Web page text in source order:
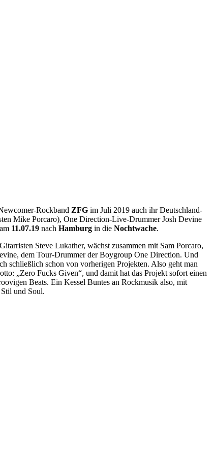
Rockband ZFG im Juli 2019 auch ihr Deutschland-
Mike Porcaro), One Direction-Live-Drummer Josh Devine
11.07.19 nach Hamburg in die Nochtwache.
Steve Lukather, wächst zusammen mit Sam Porcaro,
dem Tour-Drummer der Boygroup One Direction. Und
schließlich schon von vorherigen Projekten. Also geht man
„Zero Fucks Given“, und damit hat das Projekt sofort einen
Beats. Ein Kessel Buntes an Rockmusik also, mit
und Soul.